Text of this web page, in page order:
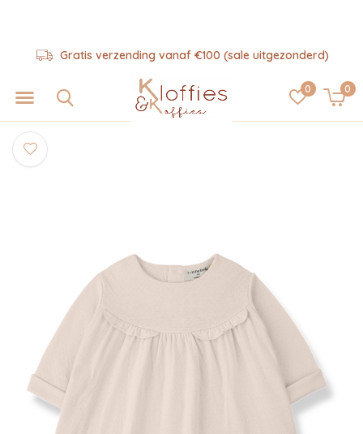
0 0
Gratis verzending vanaf €100 (sale uitgezonderd)